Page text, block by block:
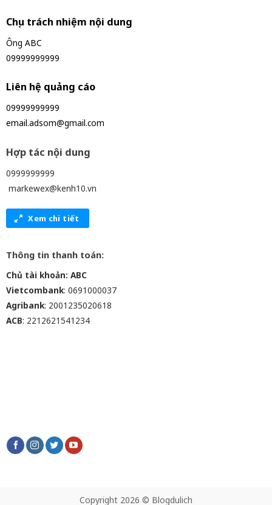
Chịu trách nhiệm nội dung
Ông ABC
09999999999
Liên hệ quảng cáo
09999999999
email.adsom@gmail.com
Hợp tác nội dung
0999999999
markewex@kenh10.vn
Xem chi tiết
Thông tin thanh toán:
Chủ tài khoản: ABC
Vietcombank: 0691000037
Agribank: 2001235020618
ACB: 2212621541234
Copyright 2026 © Blogdulich